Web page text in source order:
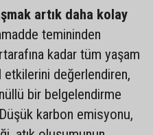
artık daha kolay
temininden
kadar tüm yaşam
değerlendiren,
bir belgelendirme
karbon emisyonu,